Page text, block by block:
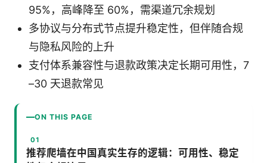
95%，高峰降至 60%，需渠道冗余规划
多协议与分布式节点提升稳定性，但伴随合规
与隐私风险的上升
支付体系兼容性与退款政策决定长期可用性，7
–30 天退款常见
ON THIS PAGE
推荐爬墙在中国真实生存的逻辑：可用性、稳定